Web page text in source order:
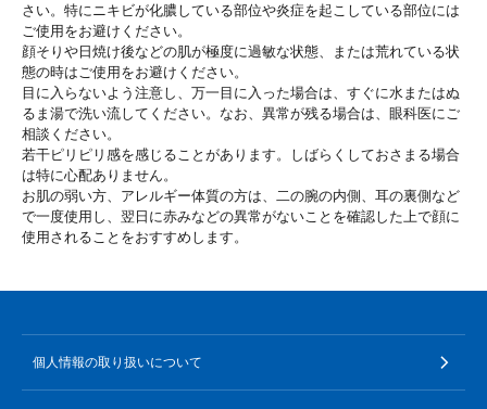
さい。特にニキビが化膿している部位や炎症を起こしている部位には
ご使用をお避けください。
顔そりや日焼け後などの肌が極度に過敏な状態、または荒れている状
態の時はご使用をお避けください。
目に入らないよう注意し、万一目に入った場合は、すぐに水またはぬ
るま湯で洗い流してください。なお、異常が残る場合は、眼科医にご
相談ください。
若干ピリピリ感を感じることがあります。しばらくしておさまる場合
は特に心配ありません。
お肌の弱い方、アレルギー体質の方は、二の腕の内側、耳の裏側など
で一度使用し、翌日に赤みなどの異常がないことを確認した上で顔に
使用されることをおすすめします。
個人情報の取り扱いについて